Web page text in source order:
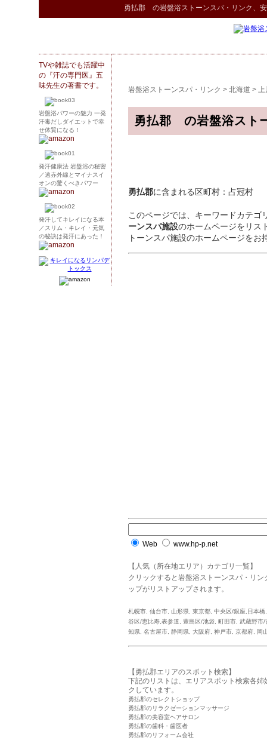
勇払郡 の岩盤浴ストーンスパ ・リンク 、
岩盤浴ストーンスパ・リンク > 北海道 > 上
勇払郡 の岩盤浴スト
勇払郡に含まれる区町村：占冠村
このページでは、キーワードカテゴ
ーンスパ施設のホームページをリス
トーンスパ施設のホームページを
Web www.hp-p.net
【人気（所在地エリア）カテゴリ一覧】
クリックすると岩盤浴ストーンスパ・リ
ップがリストアップされます。
札幌市 仙台市 山形県 東京都 中央区/銀座,日本橋
谷区/恵比寿,表参道
豊島区/池袋 町田市 武蔵野市/
知県 名古屋市 静岡県 大阪府 神戸市 京都府 岡
【勇払郡エリアのスポット検索】
下記のリストは、エリアスポット検索各
クしています。
勇払郡のセレクトショップ
勇払郡のリラクゼーションマッサージ
勇払郡の美容室ヘアサロン
勇払郡の歯科・歯医者
勇払郡のリフォーム会社
TVや雑誌でも活躍中
の『汗の専門医』五
味先生の著書です。
岩盤浴パワーの魅力 一発
汗毒だしダイエットで幸
せ体質になる！
発汗健康法 岩盤浴の秘密
／遠赤外線とマイナスイ
オンの驚くべきパワー
発汗してキレイになる本
／スリム・キレイ・元気
の秘訣は発汗にあった！